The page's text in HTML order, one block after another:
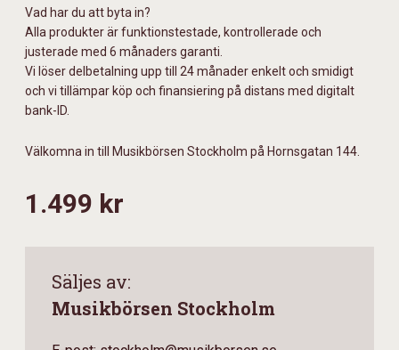
Vad har du att byta in?
Alla produkter är funktionstestade, kontrollerade och
justerade med 6 månaders garanti.
Vi löser delbetalning upp till 24 månader enkelt och smidigt
och vi tillämpar köp och finansiering på distans med digitalt
bank-ID.
Välkomna in till Musikbörsen Stockholm på Hornsgatan 144.
1.499 kr
Säljes av:
Musikbörsen Stockholm